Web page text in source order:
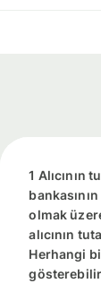
1 Alıcının
olmak
alıcının
Herhangi